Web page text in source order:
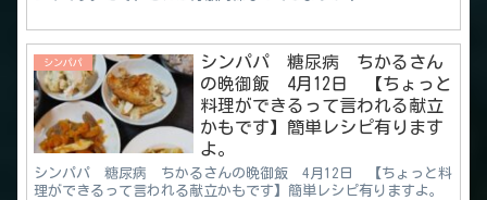
シンパパ
シンパパ 糖尿病 ちかるさん
の晩御飯 4月12日 【ちょっと
料理ができるって言われる献立
かもです】簡単レシピ有ります
よ。
シンパパ 糖尿病 ちかるさんの晩御飯 4月12日 【ちょっと料
理ができるって言われる献立かもです】簡単レシピ有りますよ。